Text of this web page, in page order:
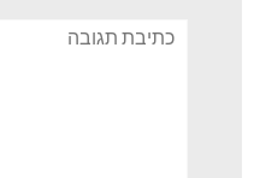
תגובה